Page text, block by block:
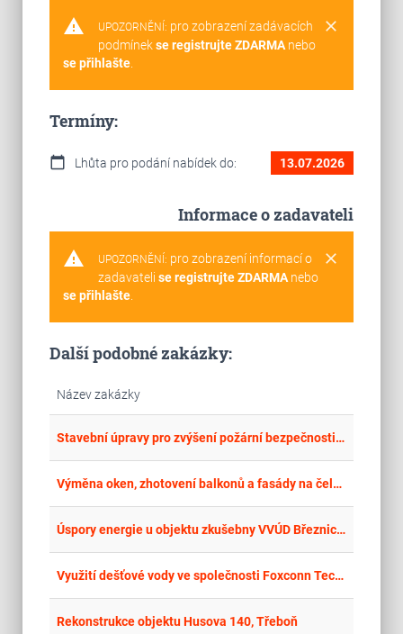
warning clear
UPOZORNĚNÍ: pro zobrazení zadávacích
podmínekse registrujte ZDARMAnebo
se přihlašte.
Termíny:
calendar_today Lhůta pro podání nabídek do: 13.07.2026
Informace o zadavateli
warning clear
UPOZORNĚNÍ: pro zobrazení informací o
zadavateli se registrujte ZDARMAnebo
se přihlašte.
Další podobné zakázky:
Název zakázky
Stavební úpravy pro zvýšení požární bezpečnosti objektů DM
Výměna oken, zhotovení balkonů a fasády na čelní straně budovy Zahradní 719/21
Úspory energie u objektu zkušebny VVÚD Březnice II
Využití dešťové vody ve společnosti Foxconn Technology
Rekonstrukce objektu Husova 140, Třeboň